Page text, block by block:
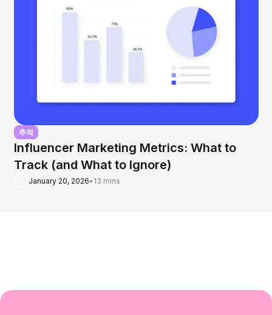
추적
Influencer Marketing Metrics: What to
Track (and What to Ignore)
January 20, 2026• 13 mins